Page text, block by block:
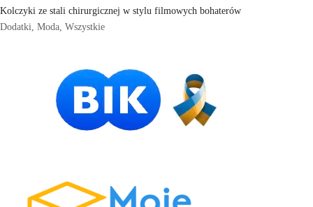
Kolczyki ze stali chirurgicznej w stylu filmowych bohaterów
Dodatki Moda Wszystkie